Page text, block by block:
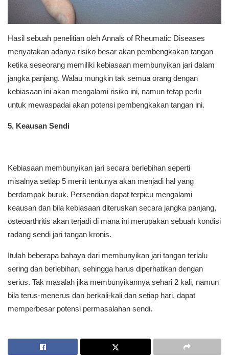
Hasil sebuah penelitian oleh Annals of Rheumatic Diseases
menyatakan adanya risiko besar akan pembengkakan tangan
ketika seseorang memiliki kebiasaan membunyikan jari dalam
jangka panjang. Walau mungkin tak semua orang dengan
kebiasaan ini akan mengalami risiko ini, namun tetap perlu
untuk mewaspadai akan potensi pembengkakan tangan ini.
5. Keausan Sendi
Kebiasaan membunyikan jari secara berlebihan seperti
misalnya setiap 5 menit tentunya akan menjadi hal yang
berdampak buruk. Persendian dapat terpicu mengalami
keausan dan bila kebiasaan diteruskan secara jangka panjang,
osteoarthritis akan terjadi di mana ini merupakan sebuah kondisi
radang sendi jari tangan kronis.
Itulah beberapa bahaya dari membunyikan jari tangan terlalu
sering dan berlebihan, sehingga harus diperhatikan dengan
serius. Tak masalah jika membunyikannya sehari 2 kali, namun
bila terus-menerus dan berkali-kali dan setiap hari, dapat
memperbesar potensi permasalahan sendi.